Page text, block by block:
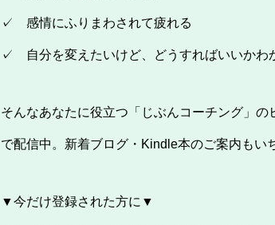
✓ 感情にふりまわされて疲れる
✓ 自分を変えたいけど、どうすればいいかわ
そんなあなたに役立つ「じぶんコーチング」の
で配信中。新着ブログ・Kindle本のご案内もい
▼今だけ登録された方に▼